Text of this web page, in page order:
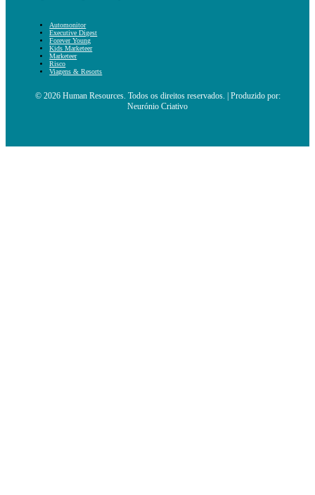
Automonitor
Executive Digest
Forever Young
Kids Marketeer
Marketeer
Risco
Viagens & Resorts
© 2026 Human Resources. Todos os direitos reservados. | Produzido por:
Neurónio Criativo